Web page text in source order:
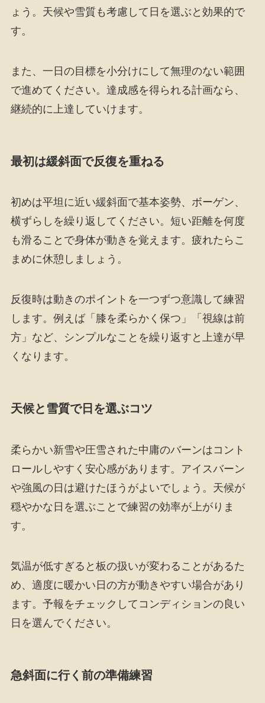
ょう。天候や雪質も考慮して日を選ぶと効果的で
す。
また、一日の目標を小分けにして無理のない範囲
で進めてください。達成感を得られる計画なら、
継続的に上達していけます。
最初は緩斜面で反復を重ねる
初めは平坦に近い緩斜面で基本姿勢、ボーゲン、
横ずらしを繰り返してください。短い距離を何度
も滑ることで身体が動きを覚えます。疲れたらこ
まめに休憩しましょう。
反復時は動きのポイントを一つずつ意識して練習
します。例えば「膝を柔らかく保つ」「視線は前
方」など、シンプルなことを繰り返すと上達が早
くなります。
天候と雪質で日を選ぶコツ
柔らかい新雪や圧雪された中庸のバーンはコント
ロールしやすく安心感があります。アイスバーン
や強風の日は避けたほうがよいでしょう。天候が
穏やかな日を選ぶことで練習の効率が上がりま
す。
気温が低すぎると板の扱いが変わることがあるた
め、適度に暖かい日の方が動きやすい場合があり
ます。予報をチェックしてコンディションの良い
日を選んでください。
急斜面に行く前の準備練習